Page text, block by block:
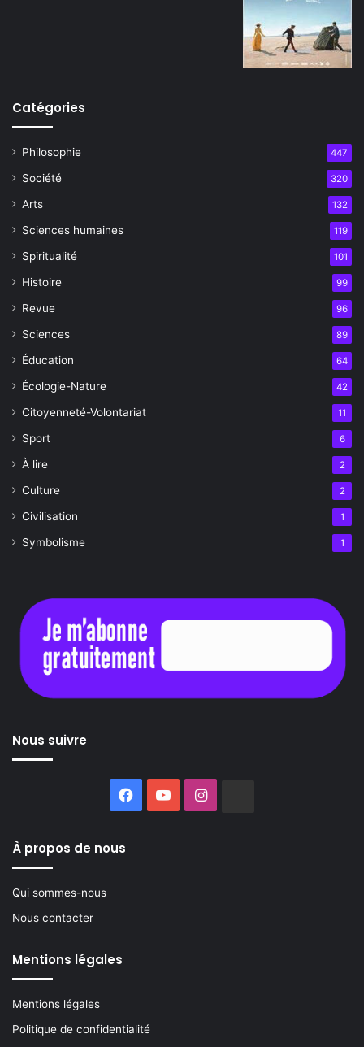
Catégories
Philosophie 447
Société 320
Arts 132
Sciences humaines 119
Spiritualité 101
Histoire 99
Revue 96
Sciences 89
Éducation 64
Écologie-Nature 42
Citoyenneté-Volontariat 11
Sport 6
À lire 2
Culture 2
Civilisation 1
Symbolisme 1
Nous suivre
Facebook
YouTubeInstagram
À propos de nous
Qui sommes-nous
Nous contacter
Mentions légales
Mentions légales
Politique de confidentialité